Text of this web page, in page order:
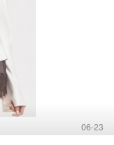
06-23